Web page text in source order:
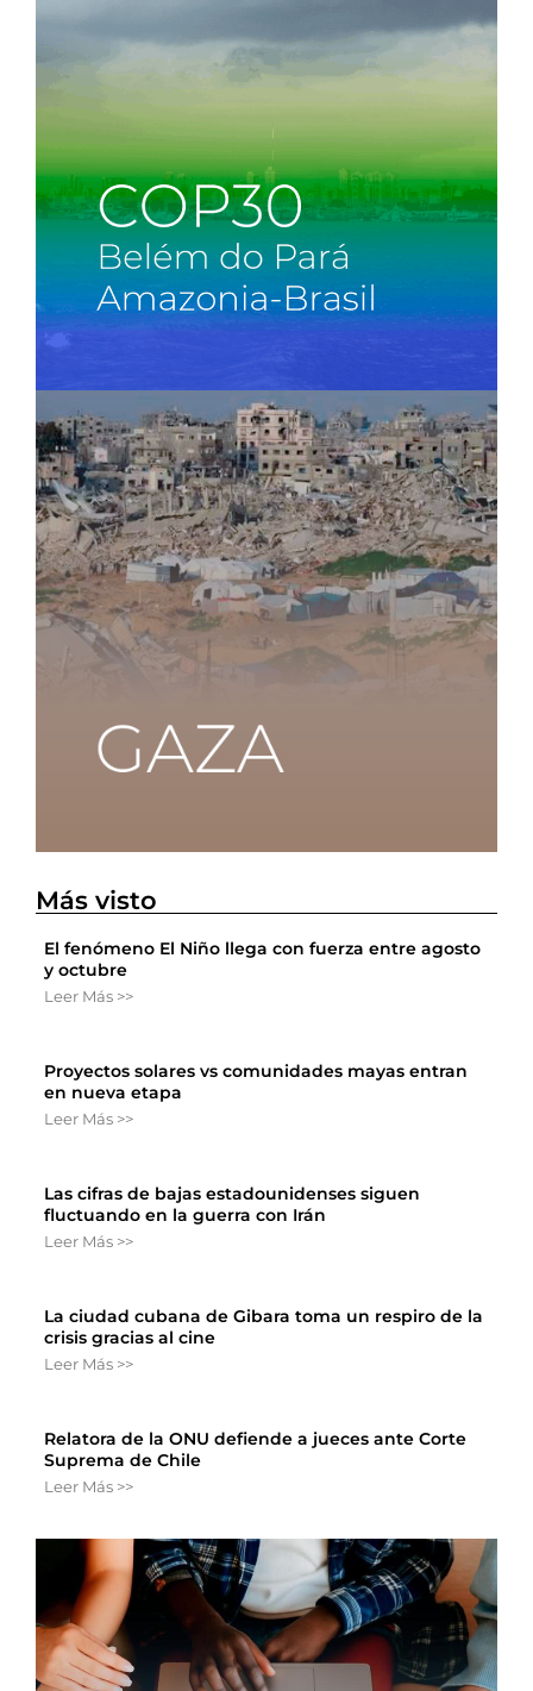
Más visto
El fenómeno El Niño llega con fuerza entre agosto
y octubre
Leer Más >>
Proyectos solares vs comunidades mayas entran
en nueva etapa
Leer Más >>
Las cifras de bajas estadounidenses siguen
fluctuando en la guerra con Irán
Leer Más >>
La ciudad cubana de Gibara toma un respiro de la
crisis gracias al cine
Leer Más >>
Relatora de la ONU defiende a jueces ante Corte
Suprema de Chile
Leer Más >>